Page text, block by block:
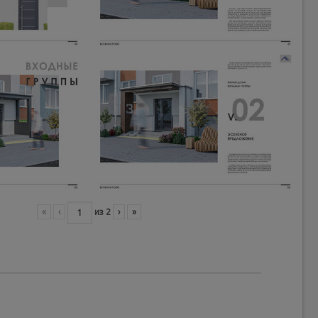
« ‹ из 2 › »